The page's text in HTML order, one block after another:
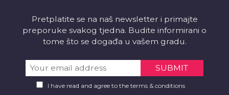
Pretplatite se na naš newsletter i primajte
preporuke svakog tjedna. Budite informirani o
tome što se događa u vašem gradu.
I have read and agree to the terms & conditions